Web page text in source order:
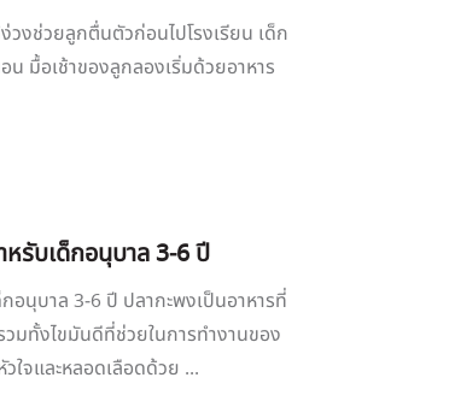
วงช่วยลูกตื่นตัวก่อนไปโรงเรียน เด็ก
มื้อเช้าของลูกลองเริ่มด้วยอาหาร
รับเด็กอนุบาล 3-6 ปี
อนุบาล 3-6 ปี ปลากะพงเป็นอาหารที่
มทั้งไขมันดีที่ช่วยในการทำงานของ
ใจและหลอดเลือดด้วย ...